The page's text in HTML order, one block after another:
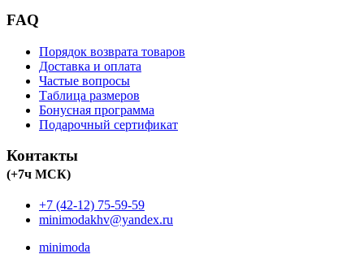
FAQ
Порядок возврата товаров
Доставка и оплата
Частые вопросы
Таблица размеров
Бонусная программа
Подарочный сертификат
Контакты
(+7ч МСК)
+7 (42-12) 75-59-59
minimodakhv@yandex.ru
minimoda